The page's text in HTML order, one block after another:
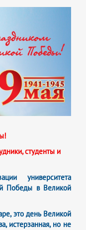
студенты и
университета
Победы в Великой
это день Великой
истерзанная, но не